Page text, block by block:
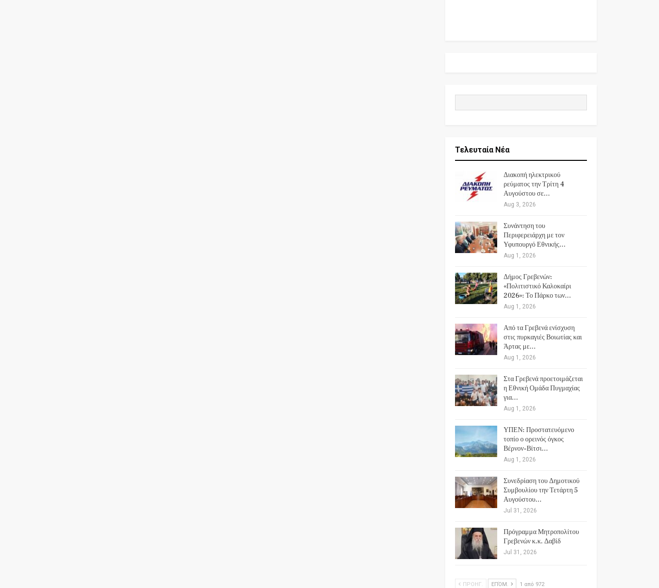
Τελευταία Νέα
Διακοπή ηλεκτρικού
ρεύματος την Τρίτη 4
Αυγούστου σε…
Aug 3, 2026
Συνάντηση του
Περιφερειάρχη με τον
Υφυπουργό Εθνικής…
Aug 1, 2026
Δήμος Γρεβενών:
«Πολιτιστικό Καλοκαίρι
2026»: Το Πάρκο των…
Aug 1, 2026
Από τα Γρεβενά ενίσχυση
στις πυρκαγιές Βοιωτίας και
Άρτας με…
Aug 1, 2026
Στα Γρεβενά προετοιμάζεται
η Εθνική Ομάδα Πυγμαχίας
για…
Aug 1, 2026
ΥΠΕΝ: Προστατευόμενο
τοπίο ο ορεινός όγκος
Βέρνον-Βίτσι…
Aug 1, 2026
Συνεδρίαση του Δημοτικού
Συμβουλίου την Τετάρτη 5
Αυγούστου…
Jul 31, 2026
Πρόγραμμα Μητροπολίτου
Γρεβενών κ.κ. Δαβίδ
Jul 31, 2026
ΠΡΟΗΓ. ΕΠΌΜ. 1 από 972